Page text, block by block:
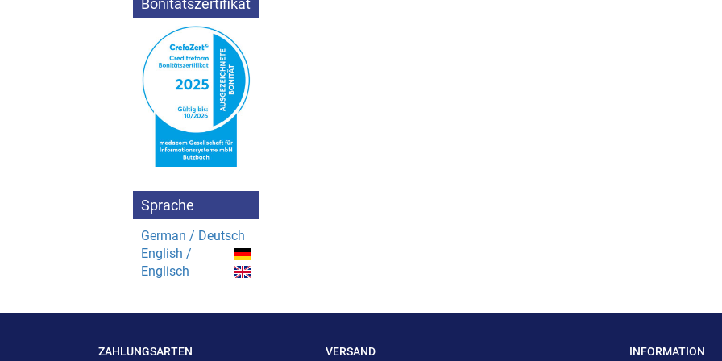
Bonitätszertifikat
Sprache
German / Deutsch
English /
Englisch
ZAHLUNGSARTEN VERSAND INFORMATION